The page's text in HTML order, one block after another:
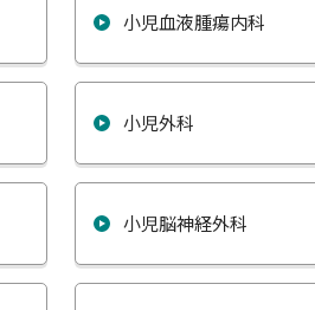
小児血液腫瘍内科
小児外科
小児脳神経外科